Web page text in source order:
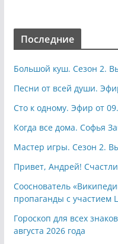
Последние
Большой куш. Сезон 2.
Песни от всей души.
Сто к одному. Эфир от
Когда все дома. Софья
Мастер игры. Сезон 2.
Привет, Андрей!
Сооснователь
пропаганды с участием
Гороскоп для всех
августа 2026 года